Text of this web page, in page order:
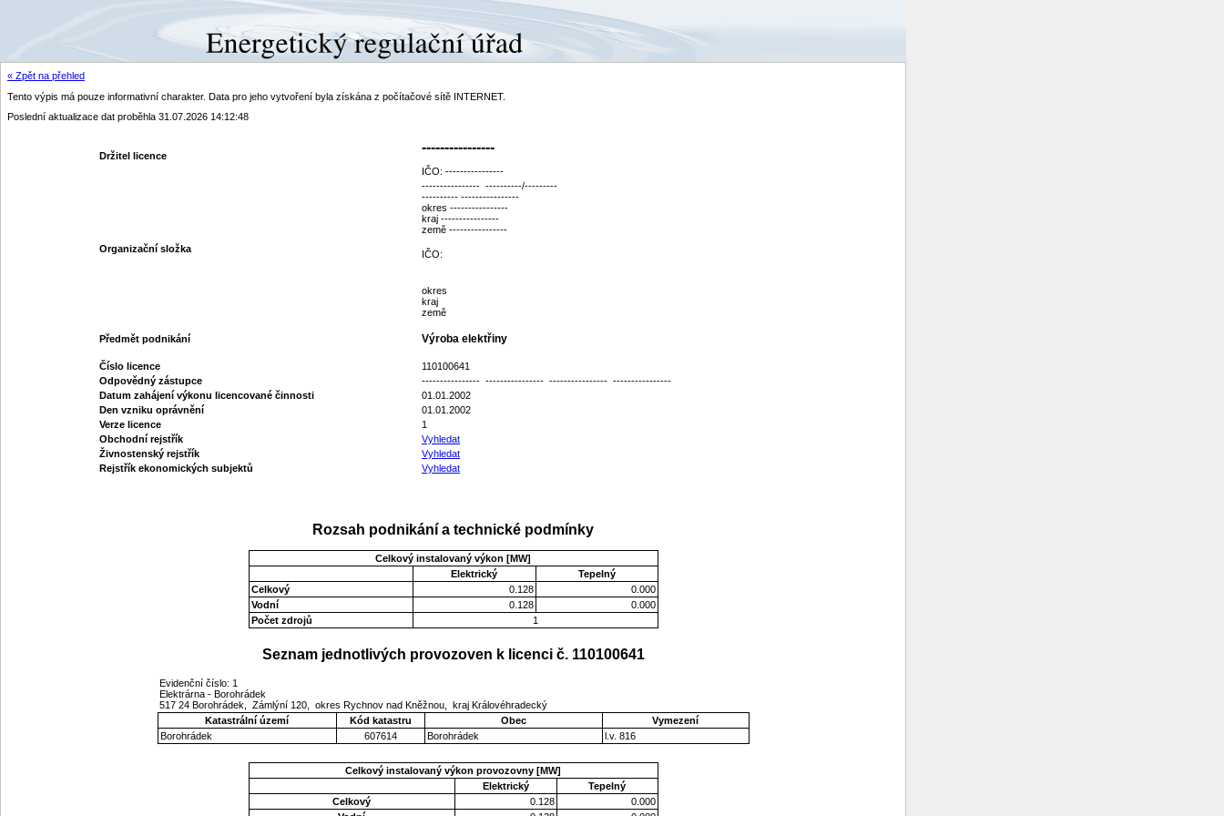
« Zpět na přehled
Tento výpis má pouze informativní charakter. Data pro jeho vytvoření byla získána z počítačové sítě INTERNET.
Poslední aktualizace dat proběhla 31.07.2026 14:12:48
Držitel licence
----------------
IČO: ----------------
---------------- ----------/---------
---------- ----------------
okres ----------------
kraj ----------------
země ----------------
Organizační složka
IČO:
okres
kraj
země
Předmět podnikání Výroba elektřiny
Číslo licence
110100641
Odpovědný zástupce
---------------- ---------------- ---------------- ----------------
Datum zahájení výkonu licencované činnosti
01.01.2002
Den vzniku oprávnění
01.01.2002
Verze licence
1
Obchodní rejstřík
Vyhledat
Živnostenský rejstřík
Vyhledat
Rejstřík ekonomických subjektů
Vyhledat
Rozsah podnikání a technické podmínky
Celkový instalovaný výkon [MW]
Elektrický
Tepelný
Celkový
0.128
0.000
Vodní
0.128
0.000
Počet zdrojů
1
Seznam jednotlivých provozoven k licenci č. 110100641
Evidenční číslo: 1
Elektrárna - Borohrádek
517 24 Borohrádek, Zámlýní 120, okres Rychnov nad Kněžnou, kraj Královéhradecký
Katastrální území
Kód katastru Obec
Vymezení
Borohrádek
607614 Borohrádek l.v. 816
Celkový instalovaný výkon provozovny [MW]
Elektrický
Tepelný
Celkový
0.128
0.000